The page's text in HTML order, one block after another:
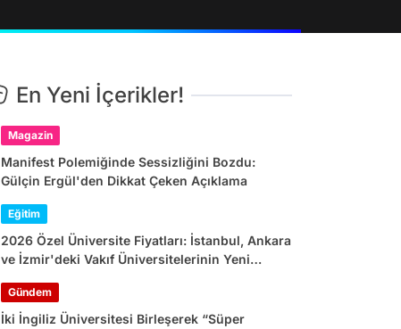
En Yeni İçerikler!
Magazin
Manifest Polemiğinde Sessizliğini Bozdu:
Gülçin Ergül'den Dikkat Çeken Açıklama
Eğitim
2026 Özel Üniversite Fiyatları: İstanbul, Ankara
ve İzmir'deki Vakıf Üniversitelerinin Yeni
Gündem
İki İngiliz Üniversitesi Birleşerek “Süper